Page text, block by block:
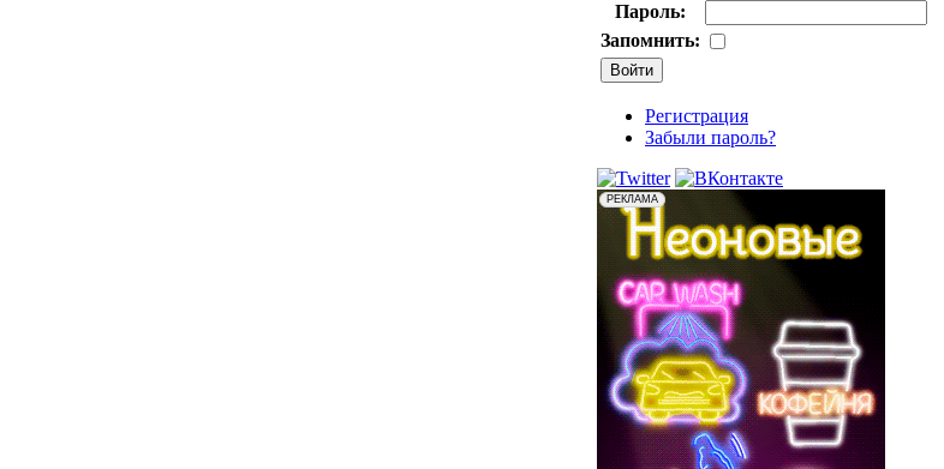
Пароль:
Запомнить:
Регистрация
Забыли пароль?